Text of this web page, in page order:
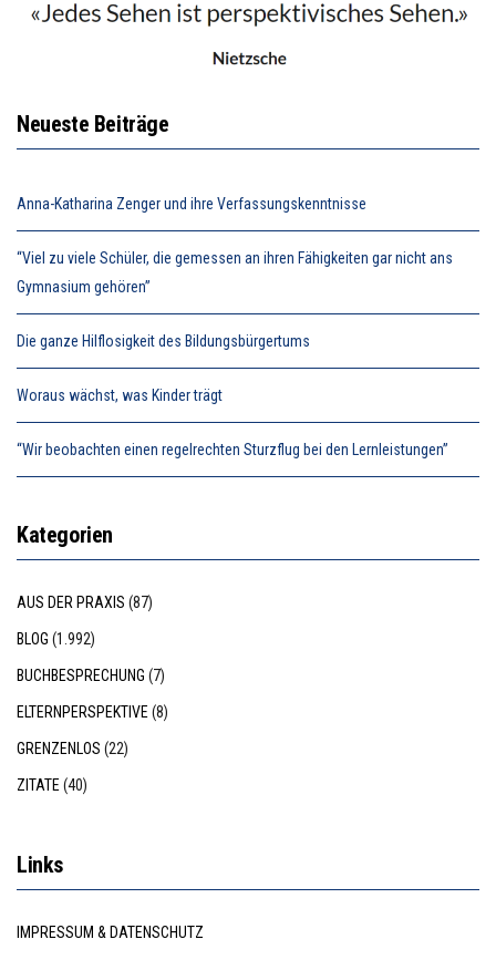
Neueste Beiträge
Anna-Katharina Zenger und ihre Verfassungskenntnisse
“Viel zu viele Schüler, die gemessen an ihren Fähigkeiten gar nicht ans
Gymnasium gehören”
Die ganze Hilflosigkeit des Bildungsbürgertums
Woraus wächst, was Kinder trägt
“Wir beobachten einen regelrechten Sturzflug bei den Lernleistungen”
Kategorien
AUS DER PRAXIS (87)
BLOG (1.992)
BUCHBESPRECHUNG (7)
ELTERNPERSPEKTIVE (8)
GRENZENLOS (22)
ZITATE (40)
Links
IMPRESSUM & DATENSCHUTZ